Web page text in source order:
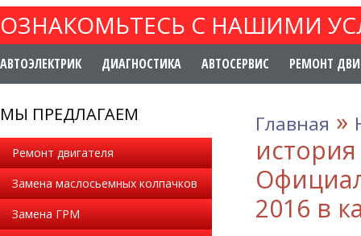
ОЗНАКОМЬТЕСЬ С НАШИМИ
АВТОЭЛЕКТРИК ДИАГНОСТИКА АВТОСЕРВИС РЕМОНТ
МЫ ПРЕДЛАГАЕМ
Ремонт двигателя
Замена маслосьемных колпачков
Замена ГРМ
Главная »
2016 в